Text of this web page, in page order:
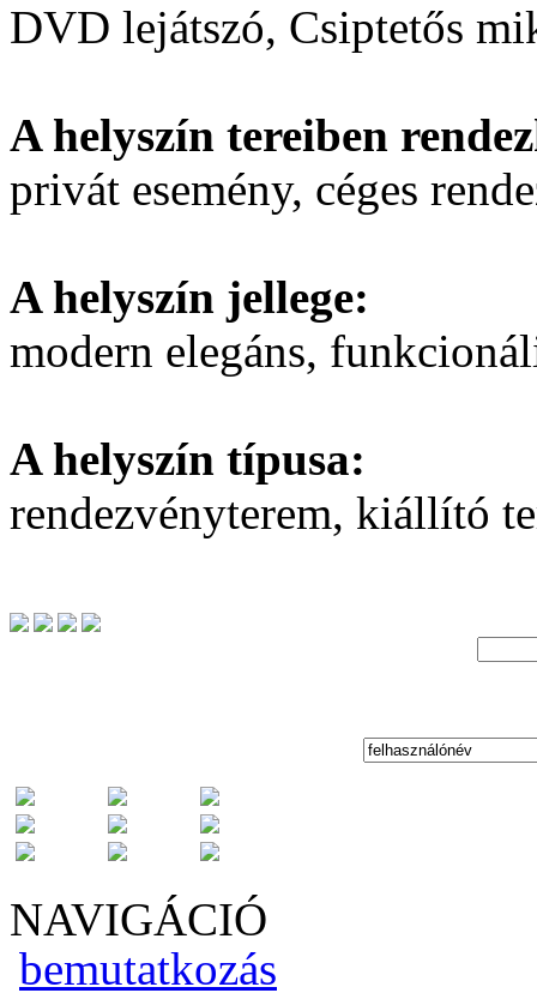
DVD lejátszó, Csiptetős
A helyszín tereiben
privát esemény, céges
A helyszín jellege:
modern elegáns,
A helyszín típusa:
rendezvényterem, kiállító
NAVIGÁCIÓ
bemutatkozás